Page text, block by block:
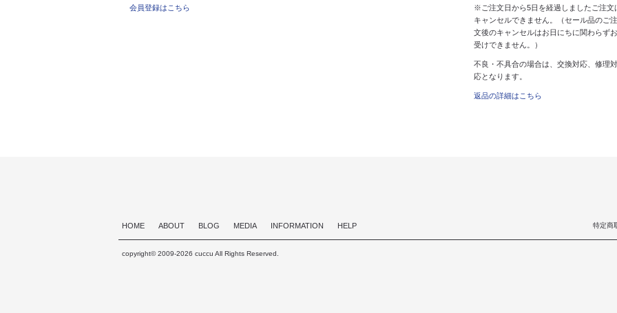
会員登録はこちら
※ご注文日から5日を経過しましたご注文
キャンセルできません。（セール品のご注
文後のキャンセルはお日にちに関わらずお
受けできません。）
不良・不具合の場合は、交換対応、修理対
応となります。
返品の詳細はこちら
HOME ABOUT BLOG MEDIA INFORMATION HELP 特定商
copyright© 2009-2026 cuccu All Rights Reserved.